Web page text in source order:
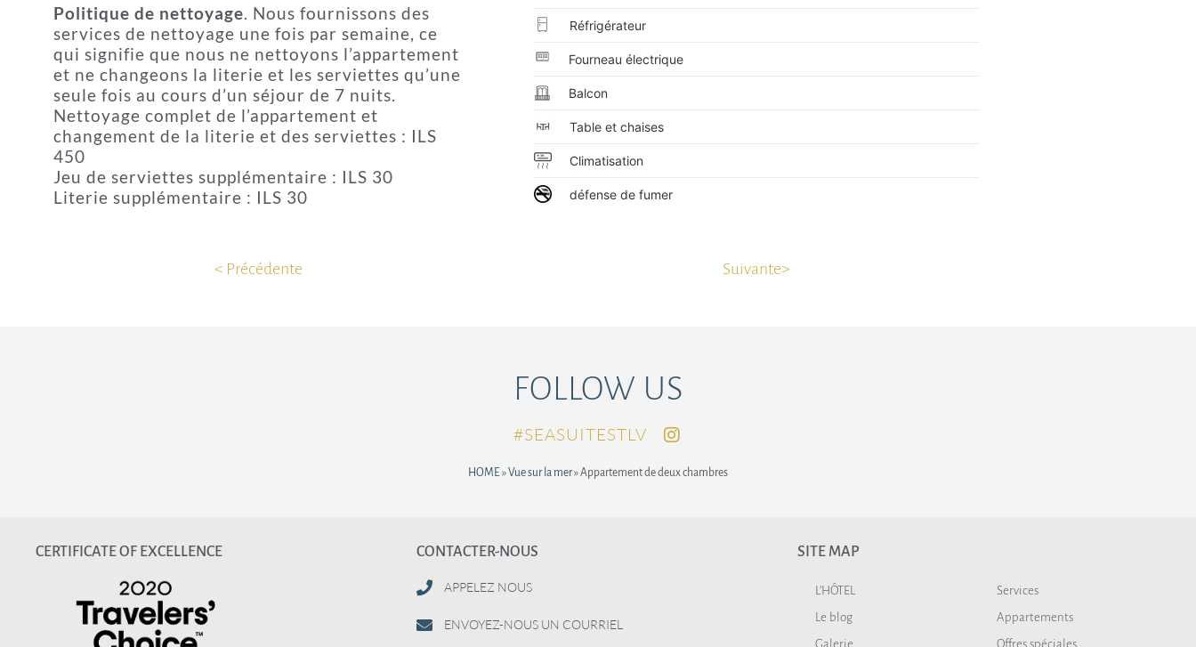
Politique de nettoyage. Nous fournissons des
services de nettoyage une fois par semaine, ce
qui signifie que nous ne nettoyons l’appartement
et ne changeons la literie et les serviettes qu’une
seule fois au cours d’un séjour de 7 nuits.
Nettoyage complet de l’appartement et
changement de la literie et des serviettes : ILS
450
Jeu de serviettes supplémentaire : ILS 30
Literie supplémentaire : ILS 30
Réfrigérateur
Fourneau électrique
Balcon
Table et chaises
Climatisation
défense de fumer
< Précédente Suivante>
FOLLOW US
SEASUITESTLV#
HOME»Vue sur la mer»Appartement de deux chambres
CERTIFICATE OF EXCELLENCE CONTACTER-NOUS
APPELEZ NOUS
ENVOYEZ-NOUS UN COURRIEL
SITE MAP
L’HÔTEL
Le blog
Galerie
Services
Appartements
Offres spéciales